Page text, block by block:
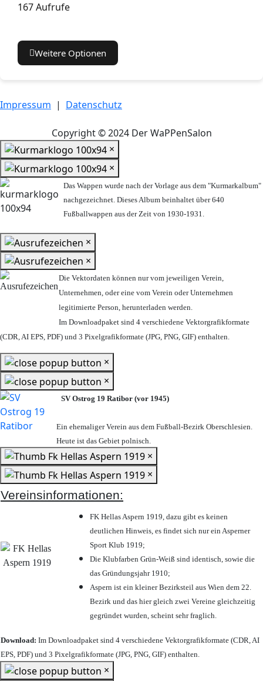
167 Aufrufe
Weitere Optionen
Impressum | Datenschutz
Copyright © 2024 Der WaPPenSalon
×
×
Das Wappen wurde nach der Vorlage aus dem "Kurmarkalbum"
nachgezeichnet. Dieses Album beinhaltet über 640
Fußballwappen aus der Zeit von 1930-1931.
×
×
Die Vektordaten können nur vom jeweiligen Verein,
Unternehmen, oder eine vom Verein oder Unternehmen
legitimierte Person, herunterladen werden.
Im Downloadpaket sind 4 verschiedene Vektorgrafikformate
(CDR, AI EPS, PDF) und 3 Pixelgrafikformate (JPG, PNG, GIF) enthalten.
×
×
SV Ostrog 19 Ratibor (vor 1945)
Ein ehemaliger Verein aus dem Fußball-Bezirk Oberschlesien.
Heute ist das Gebiet polnisch.
×
×
Vereinsinformationen:
FK Hellas Aspern 1919, dazu gibt es keinen
deutlichen Hinweis, es findet sich nur ein Asperner
Sport Klub 1919;
Die Klubfarben Grün-Weiß sind identisch, sowie die
das Gründungsjahr 1910;
Aspern ist ein kleiner Bezirksteil aus Wien dem 22.
Bezirk und das hier gleich zwei Vereine gleichzeitig
gegründet wurden, scheint sehr fraglich.
Download: Im Downloadpaket sind 4 verschiedene Vektorgrafikformate (CDR, AI
EPS, PDF) und 3 Pixelgrafikformate (JPG, PNG, GIF) enthalten.
×